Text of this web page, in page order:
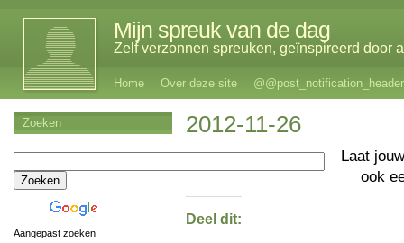
Mijn spreuk van de dag
Zelf verzonnen spreuken, geïnspireerd door
Home Over deze site @@post_notification_header
2012-11-26
Laat
ook
Deel dit:
Zoeken
Aangepast zoeken